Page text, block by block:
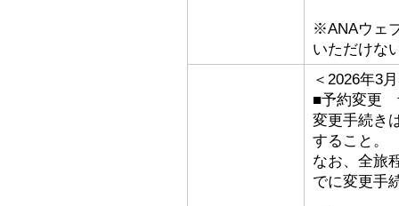
※ANAウェ
いただけな
＜2026年3
■予約変更
変更手続き
すること。
なお、全旅
でに変更手